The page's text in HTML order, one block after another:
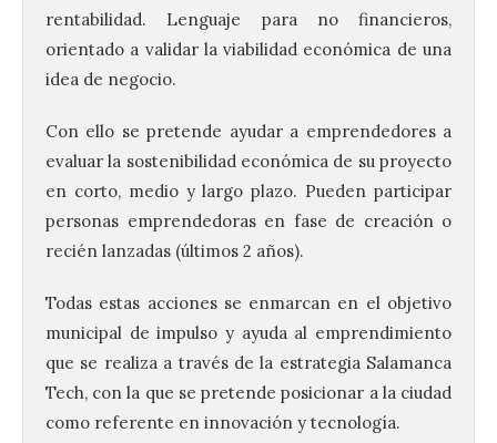
rentabilidad. Lenguaje para no financieros,
orientado a validar la viabilidad económica de una
idea de negocio.
Con ello se pretende ayudar a emprendedores a
evaluar la sostenibilidad económica de su proyecto
en corto, medio y largo plazo. Pueden participar
personas emprendedoras en fase de creación o
recién lanzadas (últimos 2 años).
Todas estas acciones se enmarcan en el objetivo
municipal de impulso y ayuda al emprendimiento
que se realiza a través de la estrategia Salamanca
Tech, con la que se pretende posicionar a la ciudad
como referente en innovación y tecnología.
Brujería Fest Summer un
festival que se celebrará
el 11 de agosto en la
Bañeza
9 Ago 2026
Bañeza presenta el
Brujería Fest Summer
musical de las fiestas
patronales. El salón de plenos del
Ayuntamiento de La Bañeza acogió el 4 de